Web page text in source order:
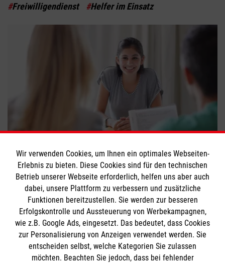
#Freiwilligendienst #Helfer im Einsatz
Richtig bewerben fürs FSJ
Freiwilligendienst #Helfer im Einsatz
Bewerte diesen Artikel
Wir verwenden Cookies, um Ihnen ein optimales Webseiten-
Erlebnis zu bieten. Diese Cookies sind für den technischen
Betrieb unserer Webseite erforderlich, helfen uns aber auch
dabei, unsere Plattform zu verbessern und zusätzliche
Funktionen bereitzustellen. Sie werden zur besseren
Erfolgskontrolle und Aussteuerung von Werbekampagnen,
wie z.B. Google Ads, eingesetzt. Das bedeutet, dass Cookies
zur Personalisierung von Anzeigen verwendet werden. Sie
entscheiden selbst, welche Kategorien Sie zulassen
möchten. Beachten Sie jedoch, dass bei fehlender